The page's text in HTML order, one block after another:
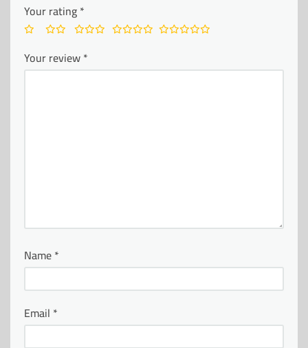
Your rating*
Your review*
Name*
Email *